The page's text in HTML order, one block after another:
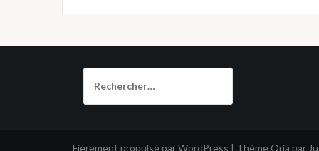
Fièrement propulsé par WordPress | Thème Oria par